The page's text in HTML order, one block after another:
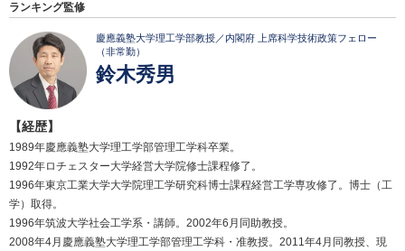
ランキング監修
慶應義塾大学理工学部教授／内閣府 上席科学技術政策フェロー
（非常勤）
鈴木秀男
【経歴】
1989年慶應義塾大学理工学部管理工学科卒業。
1992年ロチェスター大学経営大学院修士課程修了。
1996年東京工業大学大学院理工学研究科博士課程経営工学専攻修了。博士（工
学）取得。
1996年筑波大学社会工学系・講師。2002年6月同助教授。
2008年4月慶應義塾大学理工学部管理工学科・准教授。2011年4月同教授、現